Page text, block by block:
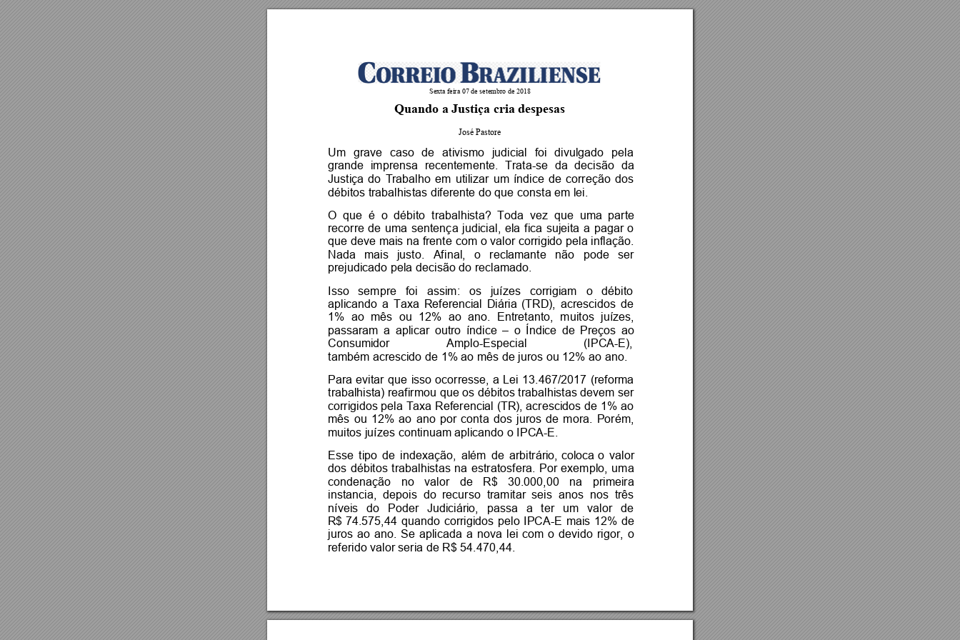
Sexta feira 07 de setembro de 2018
Quando a Justiça cria despesas
José Pastore
Um grave caso de ativismo judicial foi divulgado pela
grande imprensa recentemente. Trata-se da decisão da
Justiça do Trabalho em utilizar um índice de correção dos
débitos trabalhistas diferente do que consta em lei.
O que  é o débito  trabalhista? Toda  vez que  uma parte
recorre de uma sentença judicial, ela fica sujeita a pagar o
que deve mais na frente com o valor corrigido pela inflação.
Nada
mais justo. Afinal, o reclamante não pode ser
prejudicado pela decisão do reclamado.
Isso sempre foi assim: os juízes corrigiam o débito
aplicando a Taxa Referencial Diária (TRD), acrescidos de
1% ao mês ou 12% ao ano. Entretanto, muitos juízes,
passaram a aplicar outro índice – o Índice de Preços ao
Consumidor
Amplo-Especial
(IPCA-E),
também acrescido de 1% ao mês de juros ou 12% ao ano.
Para evitar que isso ocorresse, a Lei 13.467/2017 (reforma
trabalhista) reafirmou que os débitos trabalhistas devem ser
corrigidos pela Taxa Referencial (TR), acrescidos de 1% ao
mês ou 12% ao ano por conta dos juros de mora. Porém,
muitos juízes continuam aplicando o IPCA-E.
Esse tipo de indexação, além de arbitrário, coloca o valor
dos débitos trabalhistas na estratosfera. Por exemplo, uma
condenação
no valor de R$ 30.000,00 na
primeira
instancia,  depois  do recurso  tramitar seis  anos  nos três
níveis do Poder Judiciário, passa a ter um valor de
R$ 74.575,44 quando corrigidos pelo IPCA-E mais 12% de
juros ao ano. Se aplicada a nova lei com o devido rigor, o
referido valor seria de R$ 54.470,44.